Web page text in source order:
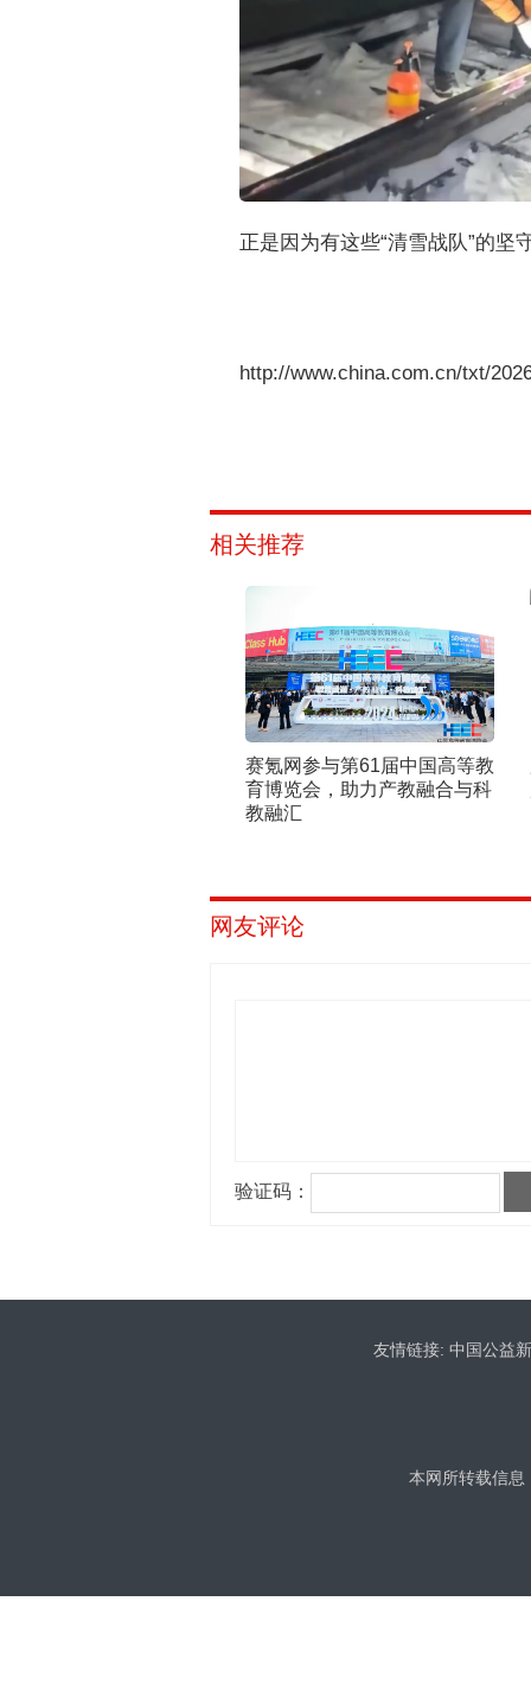
正是因为有这些“清雪战队”的
http://www.china.com.cn/txt/
相关推荐
赛氪网参与第61届中国高等教
育博览会，助力产教融合与科
教融汇
网友评论
友情链接: 中国公益
本网所转载信息